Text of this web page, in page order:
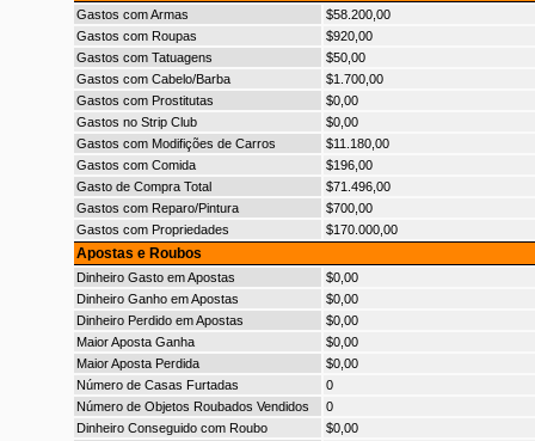
Gastos com Armas
$58.200,00
Gastos com Roupas
$920,00
Gastos com Tatuagens
$50,00
Gastos com Cabelo/Barba
$1.700,00
Gastos com Prostitutas
$0,00
Gastos no Strip Club
$0,00
Gastos com Modifições de Carros
$11.180,00
Gastos com Comida
$196,00
Gasto de Compra Total
$71.496,00
Gastos com Reparo/Pintura
$700,00
Gastos com Propriedades
$170.000,00
Apostas e Roubos
Dinheiro Gasto em Apostas
$0,00
Dinheiro Ganho em Apostas
$0,00
Dinheiro Perdido em Apostas
$0,00
Maior Aposta Ganha
$0,00
Maior Aposta Perdida
$0,00
Número de Casas Furtadas
0
Número de Objetos Roubados Vendidos
0
Dinheiro Conseguido com Roubo
$0,00